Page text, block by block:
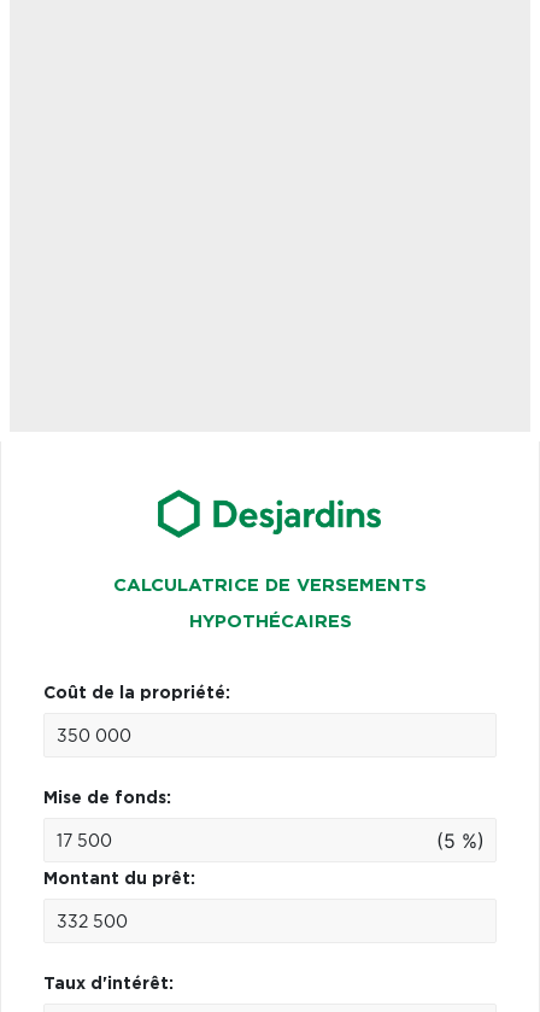
CALCULATRICE DE VERSEMENTS
HYPOTHÉCAIRES
Coût de la propriété:
Mise de fonds:
(5 %)
Montant du prêt:
Taux d'intérêt: